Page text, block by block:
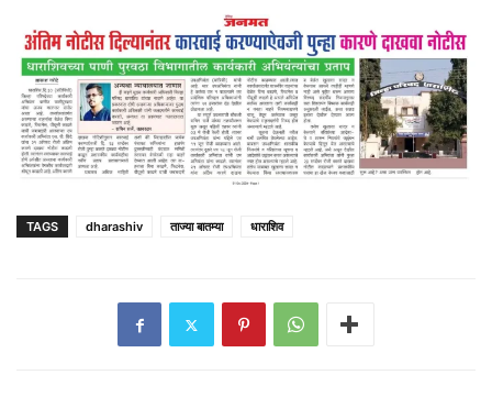
TAGS dharashiv ताज्या बातम्या धाराशिव